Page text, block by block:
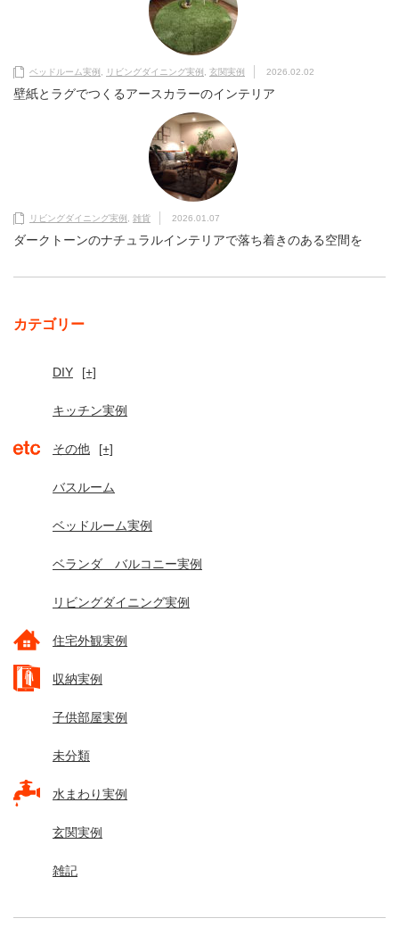
ベッドルーム実例 リビングダイニング実例 玄関実例 2026.02.02
壁紙とラグでつくるアースカラーのインテリア
リビングダイニング実例 雑貨 2026.01.07
ダークトーンのナチュラルインテリアで落ち着きのある空間を
カテゴリー
DIY [+]
キッチン実例
その他 [+]
バスルーム
ベッドルーム実例
ベランダ バルコニー実例
リビングダイニング実例
住宅外観実例
収納実例
子供部屋実例
未分類
水まわり実例
玄関実例
雑記